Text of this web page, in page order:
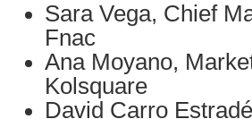
Sara Vega, Chief
Fnac
Ana Moyano,
Kolsquare
David Carro